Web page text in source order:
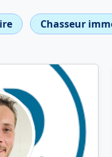
Chasseur